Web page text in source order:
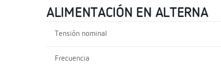
ALIMENTACIÓN EN ALTERNA
Tensión nominal
Frecuencia